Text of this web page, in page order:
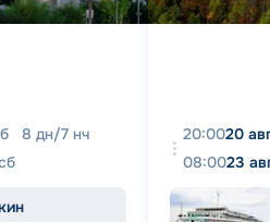
8 дн/7 нч
20:0020
08:0023